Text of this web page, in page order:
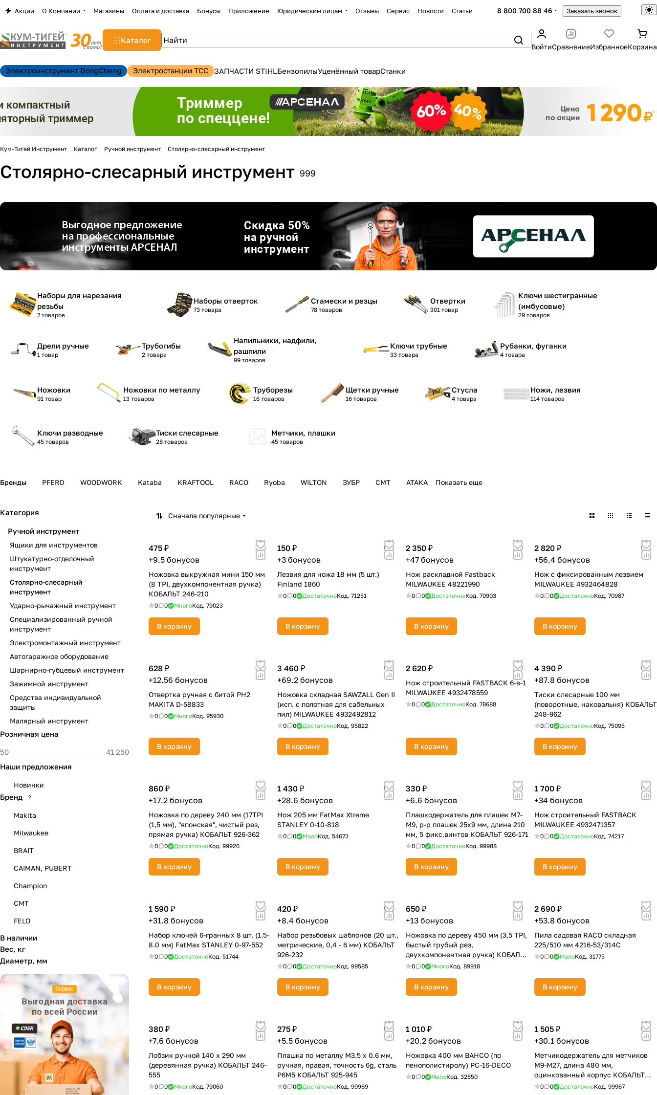
Акции О Компании Магазины Оплата и доставка Бонусы Приложение Юридическим лицам Отзывы Сервис Новости Статьи 8 800 700 88 46 Заказать звонок
Каталог
ВойтиСравнениеИзбранноеКорзина
Электроинструмент DongCheng Электростанции TCC ЗАПЧАСТИ STIHLБензопилыУценённый товарСтанки
Кум-Тигей Инструмент Каталог Ручной инструмент Столярно-слесарный инструмент
Столярно-слесарный инструмент 999
Наборы для нарезания
резьбы
7 товаров
Наборы отверток
73 товара
Стамески и резцы
78 товаров
Отвертки
301 товар
Ключи шестигранные
(имбусовые)
29 товаров
Дрели ручные
1 товар
Трубогибы
2 товара
Напильники, надфили,
рашпили
99 товаров
Ключи трубные
33 товара
Рубанки, фуганки
4 товара
Ножовки
91 товар
Ножовки по металлу
13 товаров
Труборезы
16 товаров
Щетки ручные
16 товаров
Стусла
4 товара
Ножи, лезвия
114 товаров
Ключи разводные
45 товаров
Тиски слесарные
28 товаров
Метчики, плашки
45 товаров
Бренды PFERD WOODWORK Kataba KRAFTOOL RACO Ryoba WILTON ЗУБР CMT АТАКА Показать еще
Сначала популярные
475 ₽
+9.5 бонусов
Ножовка выкружная мини 150 мм
(8 TPI, двухкомпонентная ручка)
КОБАЛЬТ 246-210
0 0 МногоКод. 79023
В корзину
150 ₽
+3 бонусов
Лезвия для ножа 18 мм (5 шт.)
Finland 1860
0 0 ДостаточноКод. 71251
В корзину
2 350 ₽
+47 бонусов
Нож раскладной Fastback
MILWAUKEE 48221990
0 0 ДостаточноКод. 70903
В корзину
2 820 ₽
+56.4 бонусов
Нож с фиксированным лезвием
MILWAUKEE 4932464828
0 0 ДостаточноКод. 70987
В корзину
628 ₽
+12.56 бонусов
Отвертка ручная с битой PH2
MAKITA D-58833
0 0 МногоКод. 95930
В корзину
3 460 ₽
+69.2 бонусов
Ножовка складная SAWZALL Gen II
(исп. с полотная для сабельных
пил) MILWAUKEE 4932492812
0 0 ДостаточноКод. 95822
В корзину
2 620 ₽
Нож строительный FASTBACK 6-в-1
MILWAUKEE 4932478559
0 0 ДостаточноКод. 78688
В корзину
4 390 ₽
+87.8 бонусов
Тиски слесарные 100 мм
(поворотные, наковальня) КОБАЛЬТ
248-962
0 0 ДостаточноКод. 75095
В корзину
860 ₽
+17.2 бонусов
Ножовка по дереву 240 мм (17TPI
(1,5 мм), "японская", чистый рез,
прямая ручка) КОБАЛЬТ 926-362
0 0 ДостаточноКод. 99926
В корзину
1 430 ₽
+28.6 бонусов
Нож 205 мм FatMax Xtreme
STANLEY 0-10-818
0 0 МалоКод. 54673
В корзину
330 ₽
+6.6 бонусов
Плашкодержатель для плашек М7-
М9, р-р плашек 25х9 мм, длина 210
мм, 5 фикс.винтов КОБАЛЬТ 926-171
0 0 ДостаточноКод. 99988
В корзину
1 700 ₽
+34 бонусов
Нож строительный FASTBACK
MILWAUKEE 4932471357
0 0 ДостаточноКод. 74217
В корзину
1 590 ₽
+31.8 бонусов
Набор ключей 6-гранных 8 шт. (1.5-
8.0 мм) FatMax STANLEY 0-97-552
0 0 ДостаточноКод. 51744
В корзину
420 ₽
+8.4 бонусов
Набор резьбовых шаблонов (20 шт.,
метрические, 0,4 - 6 мм) КОБАЛЬТ
926-232
0 0 ДостаточноКод. 99585
В корзину
650 ₽
+13 бонусов
Ножовка по дереву 450 мм (3,5 TPI,
быстый грубый рез,
двухкомпонентная ручка) КОБАЛЬТ
916-622
0 0 МногоКод. 89918
В корзину
2 690 ₽
+53.8 бонусов
Пила садовая RACO складная
225/510 мм 4216-53/314С
0 0 МалоКод. 31775
В корзину
380 ₽
+7.6 бонусов
Лобзик ручной 140 х 290 мм
(деревянная ручка) КОБАЛЬТ 246-
555
0 0 МногоКод. 79060
275 ₽
+5.5 бонусов
Плашка по металлу М3.5 х 0.6 мм,
ручная, правая, точность 6g, сталь
Р6М5 КОБАЛЬТ 925-945
0 0 ДостаточноКод. 99969
1 010 ₽
+20.2 бонусов
Ножовка 400 мм BAHCO (по
пенополистиролу) PC-16-DECO
0 0 МалоКод. 32650
1 505 ₽
+30.1 бонусов
Метчикодержатель для метчиков
М9-М27, длина 480 мм,
оцинкованный корпус КОБАЛЬТ
926-140
0 0 ДостаточноКод. 99967
Категория
Ручной инструмент
Ящики для инструментов
Штукатурно-отделочный
инструмент
Столярно-слесарный
инструмент
Ударно-рычажный инструмент
Специализированный ручной
инструмент
Электромонтажный инструмент
Автогаражное оборудование
Шарнирно-губцевый инструмент
Зажимной инструмент
Средства индивидуальной
защиты
Малярный инструмент
Розничная цена
Наши предложения
Новинки
Бренд ?
Makita
Milwaukee
BRAIT
CAIMAN, PUBERT
Champion
CMT
FELO
FISKARS
Kataba
KEIL
KNIPEX
KRAFTOOL
NWS
P.I.T.
PATRIOT
PFERD
В наличии
Вес, кг
Диаметр, мм
Закрыть
Для клиентов всех банков
Разбейтеоплату
на частибез переплат
График платежей
Сегодня
Добавляйте товары
25% картой любого банка
25
раз в 2
раз в 2 недели
Остались вопросы?
8 800 302-02-51
plait.ru